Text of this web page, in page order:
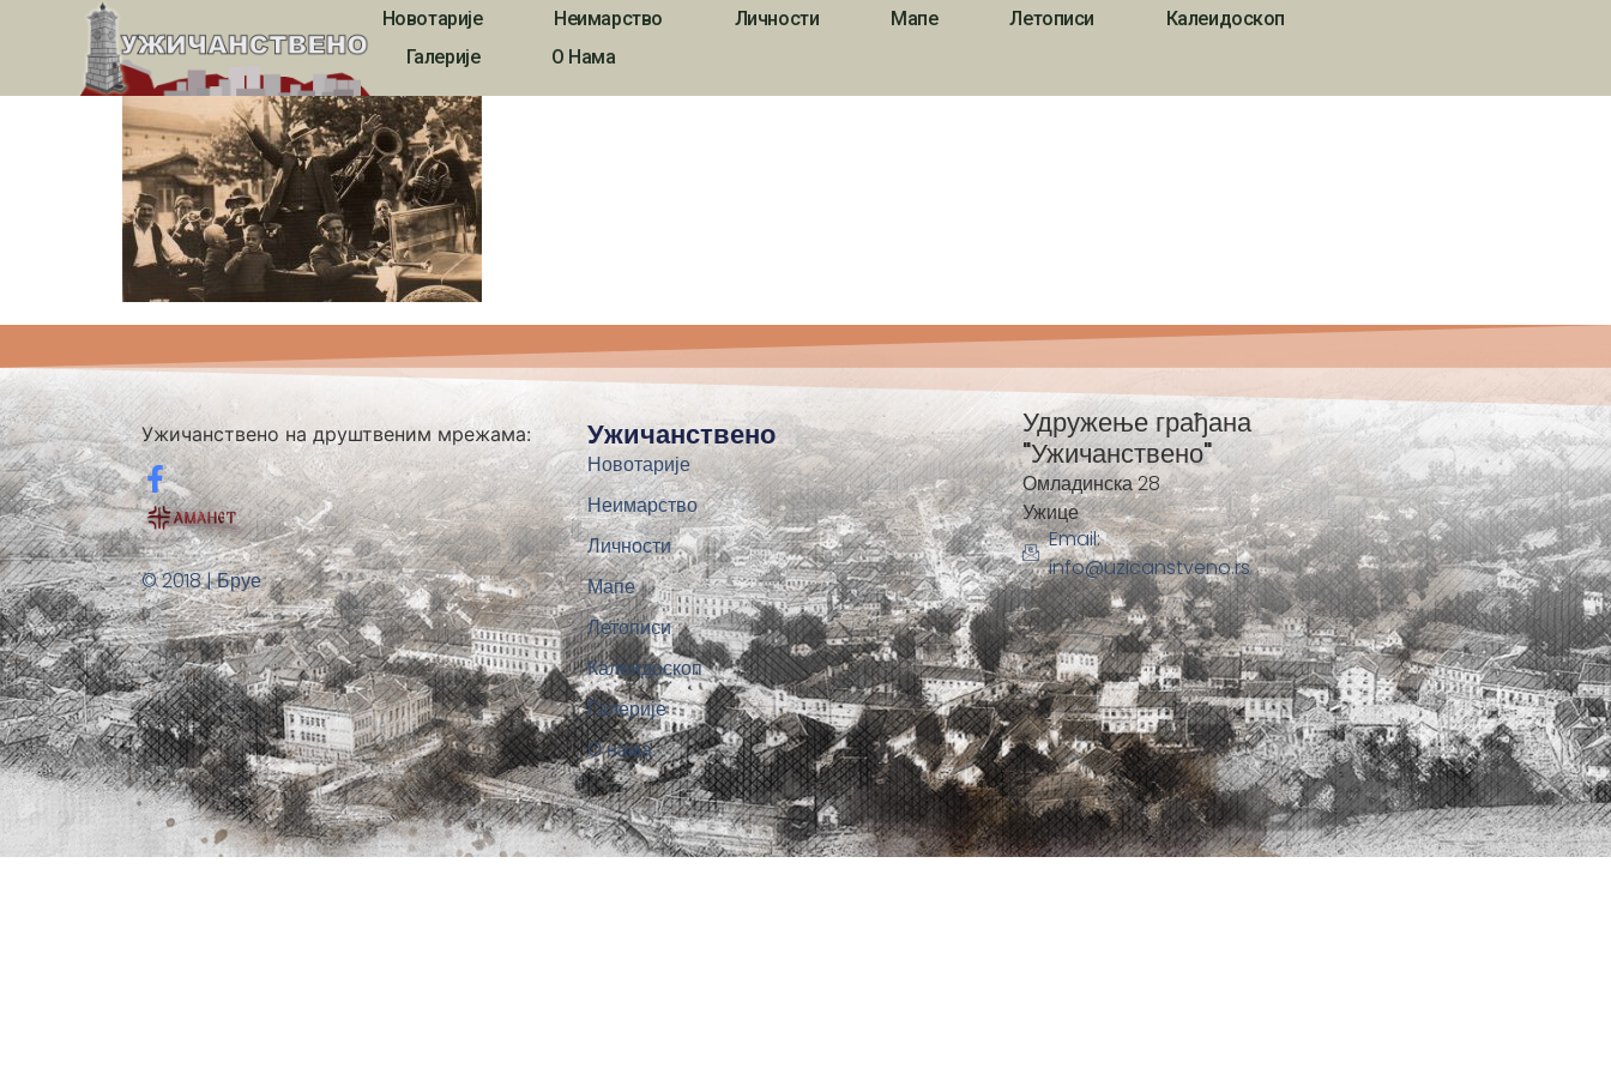
Новотарије Неимарство Личности Мапе Летописи
Калеидоскоп
Галерије
О Нама
320
Ужичанствено на друштвеним мрежама:
© 2018 | Бруе
Ужичанствено
Новотарије
Неимарство
Личности
Мапе
Летописи
Калеидоскоп
Галерије
О нама
Удружење грађана
"Ужичанствено"
Омладинска 28
Ужице
Email:
info@uzicanstveno.rs